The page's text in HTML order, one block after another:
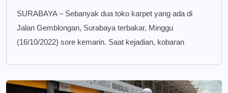
SURABAYA – Sebanyak dua toko karpet yang ada di
Jalan Gemblongan, Surabaya terbakar, Minggu
(16/10/2022) sore kemarin. Saat kejadian, kobaran